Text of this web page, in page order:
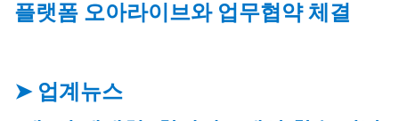
플랫폼 오아라이브와 업무협약 체결
➤ 업계뉴스